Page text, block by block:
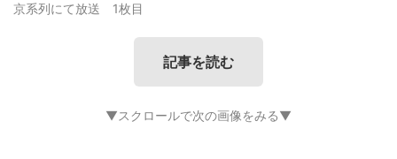
京系列にて放送 1枚目
記事を読む
▼スクロールで次の画像をみる▼